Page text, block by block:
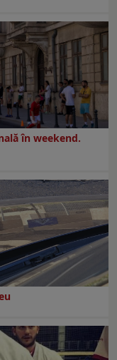
în weekend.